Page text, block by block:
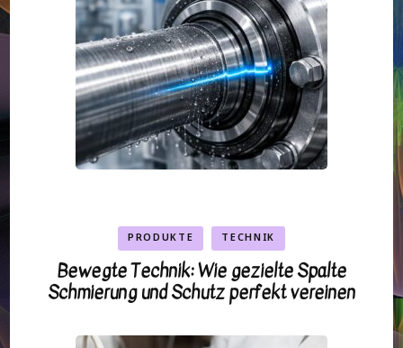
PRODUKTE TECHNIK
Bewegte Technik: Wie gezielte Spalte
Schmierung und Schutz perfekt vereinen